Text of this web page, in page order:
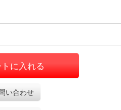
に入れる
い合わせ